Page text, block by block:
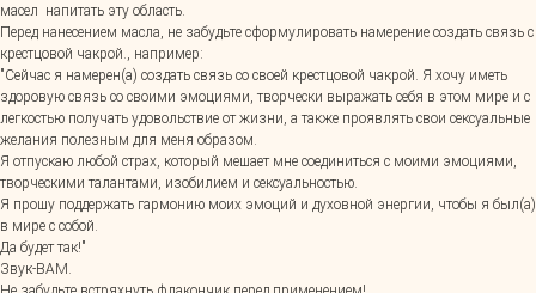
масел напитать эту область.
Перед нанесением масла, не забудьте сформулировать намерение создать связь с
крестцовой чакрой., например:
"Сейчас я намерен(а) создать связь со своей крестцовой чакрой. Я хочу иметь
здоровую связь со своими эмоциями, творчески выражать себя в этом мире и с
легкостью получать удовольствие от жизни, а также проявлять свои сексуальные
желания полезным для меня образом.
Я отпускаю любой страх, который мешает мне соединиться с моими эмоциями,
творческими талантами, изобилием и сексуальностью.
Я прошу поддержать гармонию моих эмоций и духовной энергии, чтобы я был(а)
в мире с собой.
Да будет так!"
Звук-ВАМ.